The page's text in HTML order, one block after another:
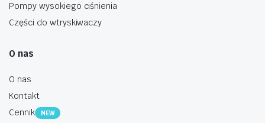
Pompy wysokiego ciśnienia
Części do wtryskiwaczy
O nas
O nas
Kontakt
Cennik
NEW